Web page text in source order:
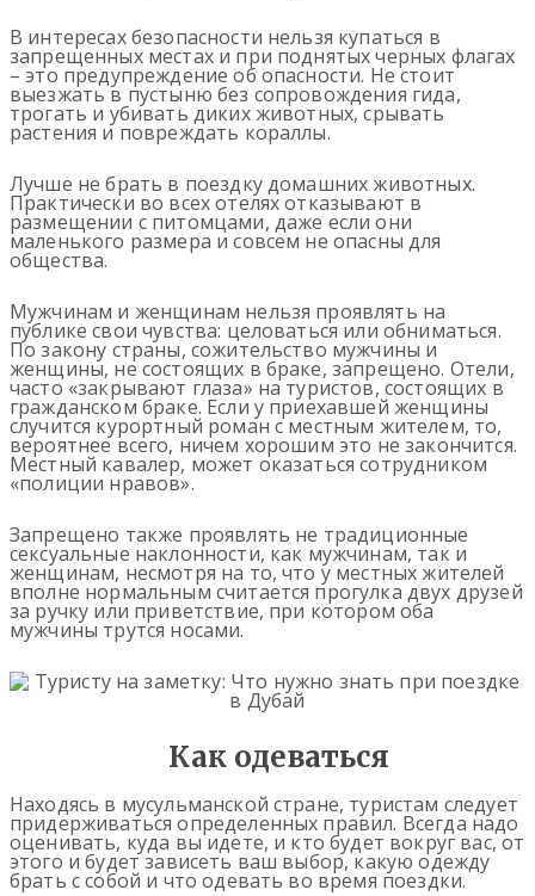
В интересах безопасности нельзя купаться в
запрещенных местах и при поднятых черных флагах
– это предупреждение об опасности. Не стоит
выезжать в пустыню без сопровождения гида,
трогать и убивать диких животных, срывать
растения и повреждать кораллы.
Лучше не брать в поездку домашних животных.
Практически во всех отелях отказывают в
размещении с питомцами, даже если они
маленького размера и совсем не опасны для
общества.
Мужчинам и женщинам нельзя проявлять на
публике свои чувства: целоваться или обниматься.
По закону страны, сожительство мужчины и
женщины, не состоящих в браке, запрещено. Отели,
часто «закрывают глаза» на туристов, состоящих в
гражданском браке. Если у приехавшей женщины
случится курортный роман с местным жителем, то,
вероятнее всего, ничем хорошим это не закончится.
Местный кавалер, может оказаться сотрудником
«полиции нравов».
Запрещено также проявлять не традиционные
сексуальные наклонности, как мужчинам, так и
женщинам, несмотря на то, что у местных жителей
вполне нормальным считается прогулка двух друзей
за ручку или приветствие, при котором оба
мужчины трутся носами.
Как одеваться
Находясь в мусульманской стране, туристам следует
придерживаться определенных правил. Всегда надо
оценивать, куда вы идете, и кто будет вокруг вас, от
этого и будет зависеть ваш выбор, какую одежду
брать с собой и что одевать во время поездки.